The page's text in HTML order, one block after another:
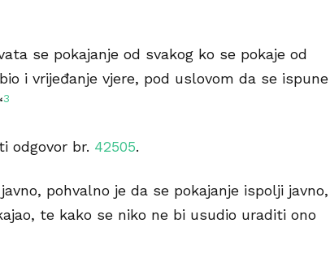
se pokajanje od svakog ko se pokaje od
i vrijeđanje vjere, pod uslovom da se ispune
3
odgovor br. 42505.
pohvalno je da se pokajanje ispolji javno,
te kako se niko ne bi usudio uraditi ono